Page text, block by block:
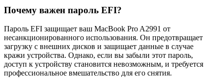
Почему важен пароль EFI?
Пароль EFI защищает ваш MacBook Pro A2991 от
несанкционированного использования. Он предотвращает
загрузку с внешних дисков и защищает данные в случае
кражи устройства. Однако, если вы забыли этот пароль,
доступ к устройству становится невозможным, и требуется
профессиональное вмешательство для его снятия.